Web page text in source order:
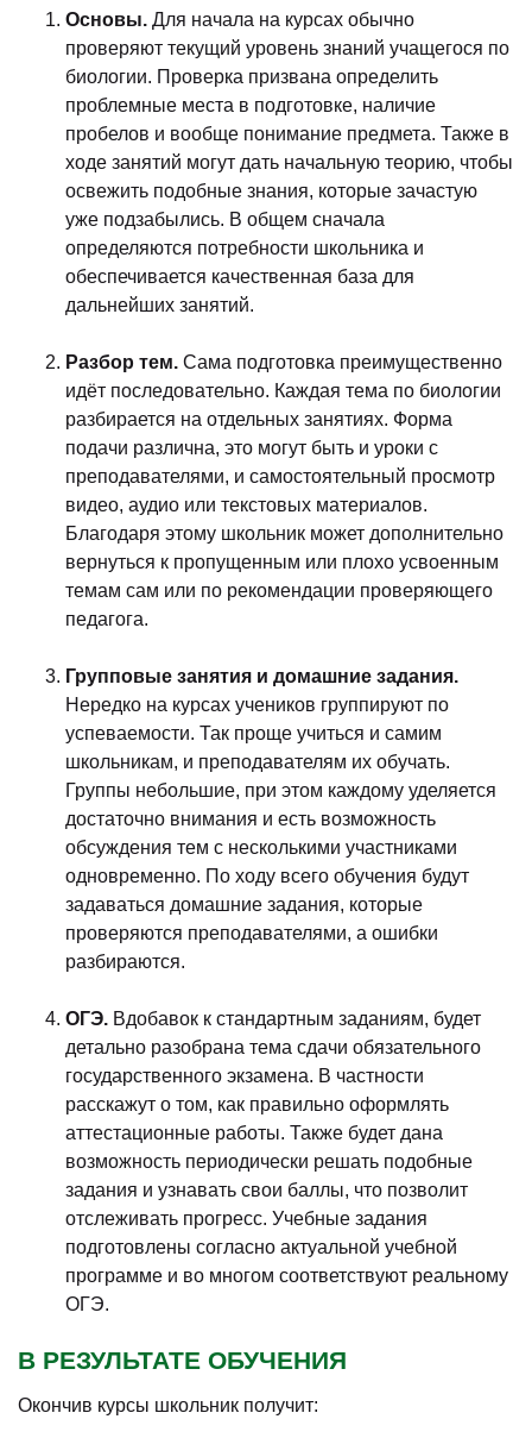
Основы. Для начала на курсах обычно
проверяют текущий уровень знаний учащегося по
биологии. Проверка призвана определить
проблемные места в подготовке, наличие
пробелов и вообще понимание предмета. Также в
ходе занятий могут дать начальную теорию, чтобы
освежить подобные знания, которые зачастую
уже подзабылись. В общем сначала
определяются потребности школьника и
обеспечивается качественная база для
дальнейших занятий.
Разбор тем. Сама подготовка преимущественно
идёт последовательно. Каждая тема по биологии
разбирается на отдельных занятиях. Форма
подачи различна, это могут быть и уроки с
преподавателями, и самостоятельный просмотр
видео, аудио или текстовых материалов.
Благодаря этому школьник может дополнительно
вернуться к пропущенным или плохо усвоенным
темам сам или по рекомендации проверяющего
педагога.
Групповые занятия и домашние задания.
Нередко на курсах учеников группируют по
успеваемости. Так проще учиться и самим
школьникам, и преподавателям их обучать.
Группы небольшие, при этом каждому уделяется
достаточно внимания и есть возможность
обсуждения тем с несколькими участниками
одновременно. По ходу всего обучения будут
задаваться домашние задания, которые
проверяются преподавателями, а ошибки
разбираются.
ОГЭ. Вдобавок к стандартным заданиям, будет
детально разобрана тема сдачи обязательного
государственного экзамена. В частности
расскажут о том, как правильно оформлять
аттестационные работы. Также будет дана
возможность периодически решать подобные
задания и узнавать свои баллы, что позволит
отслеживать прогресс. Учебные задания
подготовлены согласно актуальной учебной
программе и во многом соответствуют реальному
ОГЭ.
В РЕЗУЛЬТАТЕ ОБУЧЕНИЯ
Окончив курсы школьник получит: